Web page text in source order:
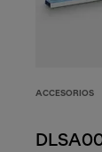
ACCESORIOS